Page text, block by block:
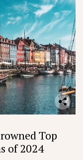
Top
of 2024